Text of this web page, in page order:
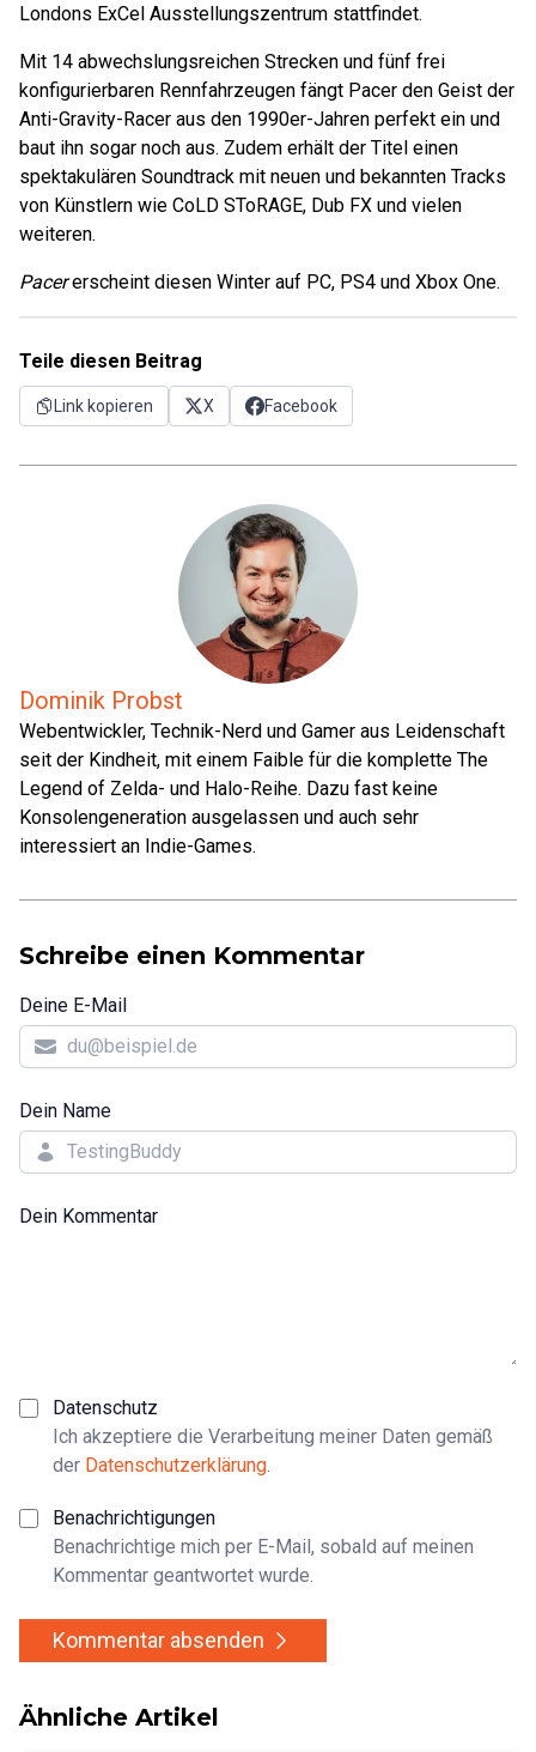
Londons ExCel Ausstellungszentrum stattfindet.
Mit 14 abwechslungsreichen Strecken und fünf frei
konfigurierbaren Rennfahrzeugen fängt Pacer den Geist der
Anti-Gravity-Racer aus den 1990er-Jahren perfekt ein und
baut ihn sogar noch aus. Zudem erhält der Titel einen
spektakulären Soundtrack mit neuen und bekannten Tracks
von Künstlern wie CoLD SToRAGE, Dub FX und vielen
weiteren.
Pacererscheint diesen Winter auf PC, PS4 und Xbox One.
Teile diesen Beitrag
Link kopieren X Facebook
Dominik Probst
Webentwickler, Technik-Nerd und Gamer aus Leidenschaft
seit der Kindheit, mit einem Faible für die komplette The
Legend of Zelda- und Halo-Reihe. Dazu fast keine
Konsolengeneration ausgelassen und auch sehr
interessiert an Indie-Games.
Schreibe einen Kommentar
Deine E-Mail
Dein Name
Dein Kommentar
Datenschutz
Ich akzeptiere die Verarbeitung meiner Daten gemäß
der Datenschutzerklärung.
Benachrichtigungen
Benachrichtige mich per E-Mail, sobald auf meinen
Kommentar geantwortet wurde.
Kommentar absenden
Ähnliche Artikel